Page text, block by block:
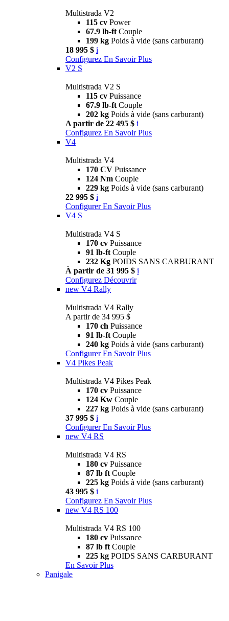
Multistrada V2
115 cv Power
67.9 lb-ft Couple
199 kg Poids à vide (sans carburant)
18 995 $ i
Configurez En Savoir Plus
V2 S
Multistrada V2 S
115 cv Puissance
67.9 lb-ft Couple
202 kg Poids à vide (sans carburant)
A partir de 22 495 $ i
Configurez En Savoir Plus
V4
Multistrada V4
170 CV Puissance
124 Nm Couple
229 kg Poids à vide (sans carburant)
22 995 $ i
Configurer En Savoir Plus
V4 S
Multistrada V4 S
170 cv Puissance
91 lb-ft Couple
232 Kg POIDS SANS CARBURANT
À partir de 31 995 $ i
Configurez Découvrir
new V4 Rally
Multistrada V4 Rally
A partir de 34 995 $
170 ch Puissance
91 lb-ft Couple
240 kg Poids à vide (sans carburant)
Configurer En Savoir Plus
V4 Pikes Peak
Multistrada V4 Pikes Peak
170 cv Puissance
124 Kw Couple
227 kg Poids à vide (sans carburant)
37 995 $ i
Configurer En Savoir Plus
new V4 RS
Multistrada V4 RS
180 cv Puissance
87 lb ft Couple
225 kg Poids à vide (sans carburant)
43 995 $ i
Configurez En Savoir Plus
new V4 RS 100
Multistrada V4 RS 100
180 cv Puissance
87 lb ft Couple
225 kg POIDS SANS CARBURANT
En Savoir Plus
Panigale